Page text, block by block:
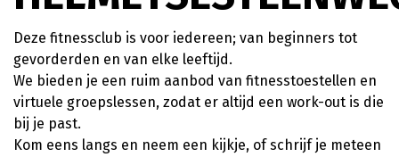
Deze fitnessclub is voor iedereen; van beginners tot
gevorderden en van elke leeftijd.
We bieden je een ruim aanbod van fitnesstoestellen en
virtuele groepslessen, zodat er altijd een work-out is die
bij je past.
Kom eens langs en neem een kijkje, of schrijf je meteen